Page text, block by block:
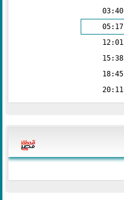
03:40
05:17
12:01
15:38
18:45
20:11